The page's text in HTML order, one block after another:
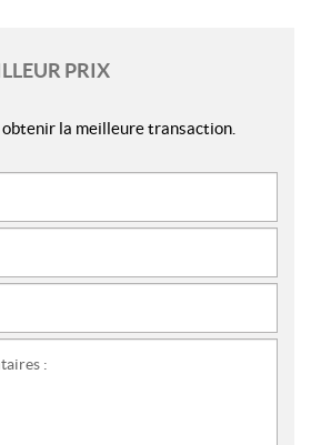
PRIX
la meilleure transaction.
: